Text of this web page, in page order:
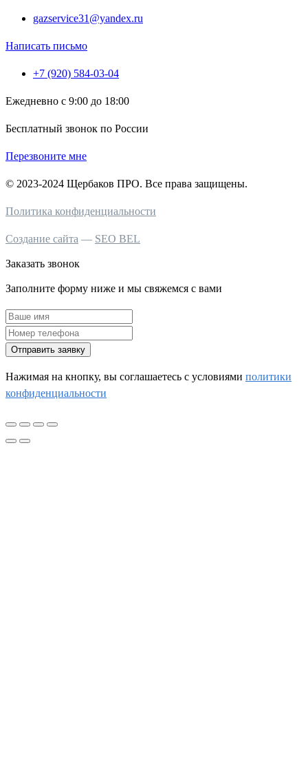
gazservice31@yandex.ru
Написать письмо
+7 (920) 584-03-04
Ежедневно с 9:00 до 18:00
Бесплатный звонок по России
Перезвоните мне
© 2023-2024 Щербаков ПРО. Все права защищены.
Политика конфиденциальности
Создание сайта — SEO BEL
Заказать звонок
Заполните форму ниже и мы свяжемся с вами
Отправить заявку
Нажимая на кнопку, вы соглашаетесь c условиями политики
конфиденциальности